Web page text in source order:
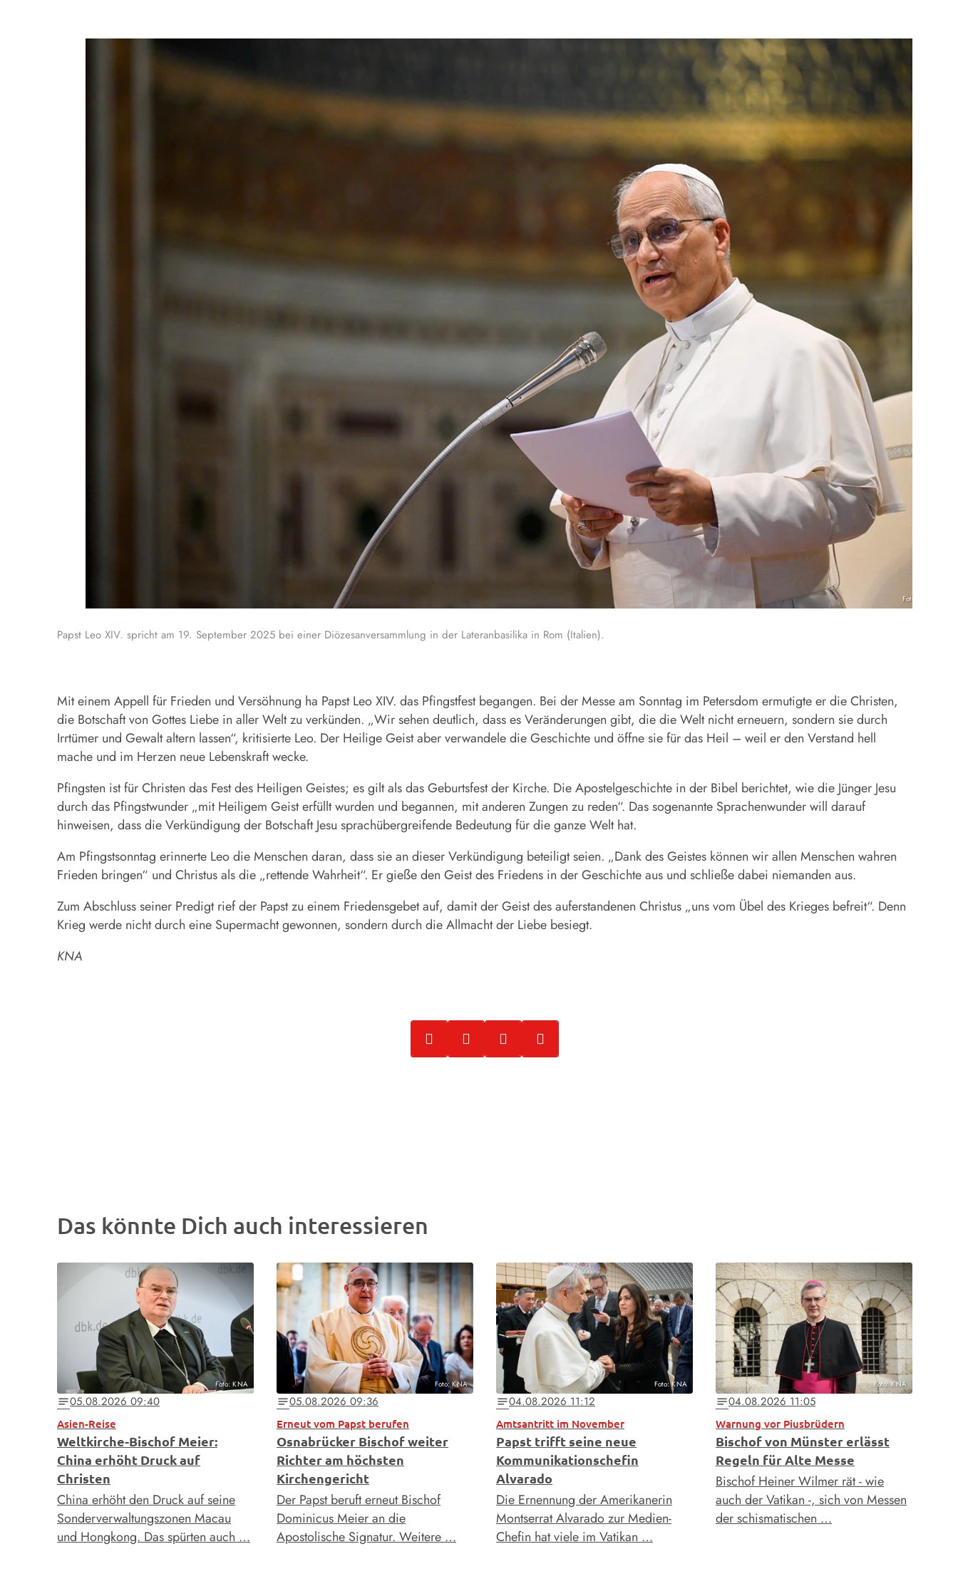
Foto: KNA
Papst Leo XIV. spricht am 19. September 2025 bei einer Diözesanversammlung in der Lateranbasilika in Rom (Italien).
Mit einem Appell für Frieden und Versöhnung ha Papst Leo XIV. das Pfingstfest begangen. Bei der Messe am Sonntag im Petersdom ermutigte er die Christen,
die Botschaft von Gottes Liebe in aller Welt zu verkünden. „Wir sehen deutlich, dass es Veränderungen gibt, die die Welt nicht erneuern, sondern sie durch
Irrtümer und Gewalt altern lassen“, kritisierte Leo. Der Heilige Geist aber verwandele die Geschichte und öffne sie für das Heil – weil er den Verstand hell
mache und im Herzen neue Lebenskraft wecke.
Pfingsten ist für Christen das Fest des Heiligen Geistes; es gilt als das Geburtsfest der Kirche. Die Apostelgeschichte in der Bibel berichtet, wie die Jünger Jesu
durch das Pfingstwunder „mit Heiligem Geist erfüllt wurden und begannen, mit anderen Zungen zu reden“. Das sogenannte Sprachenwunder will darauf
hinweisen, dass die Verkündigung der Botschaft Jesu sprachübergreifende Bedeutung für die ganze Welt hat.
Am Pfingstsonntag erinnerte Leo die Menschen daran, dass sie an dieser Verkündigung beteiligt seien. „Dank des Geistes können wir allen Menschen wahren
Frieden bringen“ und Christus als die „rettende Wahrheit“. Er gieße den Geist des Friedens in der Geschichte aus und schließe dabei niemanden aus.
Zum Abschluss seiner Predigt rief der Papst zu einem Friedensgebet auf, damit der Geist des auferstandenen Christus „uns vom Übel des Krieges befreit“. Denn
Krieg werde nicht durch eine Supermacht gewonnen, sondern durch die Allmacht der Liebe besiegt.
KNA
Das könnte Dich auch interessieren
Foto: KNA
notes05.08.2026 09:40
Asien-Reise
Weltkirche-Bischof Meier:
China erhöht Druck auf
Christen
China erhöht den Druck auf seine
Sonderverwaltungszonen Macau
und Hongkong. Das spürten auch …
Foto: KNA
notes05.08.2026 09:36
Erneut vom Papst berufen
Osnabrücker Bischof weiter
Richter am höchsten
Kirchengericht
Der Papst beruft erneut Bischof
Dominicus Meier an die
Apostolische Signatur. Weitere …
Foto: KNA
notes04.08.2026 11:12
Amtsantritt im November
Papst trifft seine neue
Kommunikationschefin
Alvarado
Die Ernennung der Amerikanerin
Montserrat Alvarado zur Medien-
Chefin hat viele im Vatikan …
Foto: KNA
notes04.08.2026 11:05
Warnung vor Piusbrüdern
Bischof von Münster erlässt
Regeln für Alte Messe
Bischof Heiner Wilmer rät - wie
auch der Vatikan -, sich von Messen
der schismatischen …